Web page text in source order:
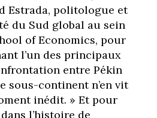
Estrada, politologue et
du Sud global au sein
of Economics, pour
l’un des principaux
entre Pékin
sous-continent n’en vit
inédit. » Et pour
l’histoire de